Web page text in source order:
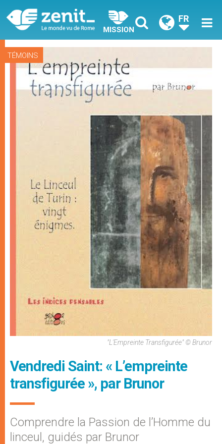
MISSION
FR
TÉMOINS
"L'Empreinte Transfigurée" © Brunor
Vendredi Saint: « L’empreinte
transfigurée », par Brunor
Comprendre la Passion de l’Homme du
linceul, guidés par Brunor